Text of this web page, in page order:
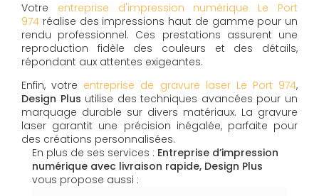
Votre entreprise d'impression numérique Le Port
974 réalise des impressions haut de gamme pour un
rendu professionnel. Ces prestations assurent une
reproduction fidèle des couleurs et des détails,
répondant aux attentes exigeantes.
Enfin, votre entreprise de gravure laser Le Port 974,
Design Plus utilise des techniques avancées pour un
marquage durable sur divers matériaux. La gravure
laser garantit une précision inégalée, parfaite pour
des créations personnalisées.
En plus de ses services : Entreprise d’impression
numérique avec livraison rapide, Design Plus
vous propose aussi :